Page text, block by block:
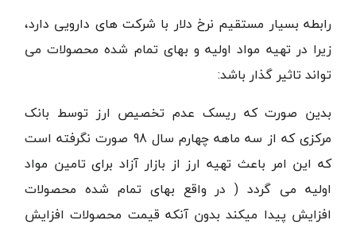
رابطه بسیار مستقیم نرخ دلار با شرکت های دارویی دارد،
زیرا در تهیه مواد اولیه و بهای تمام شده محصولات می
تواند تاثیر گذار باشد:
بدین صورت که ریسک عدم تخصیص ارز توسط بانک
مرکزی که از سه ماهه چهارم سال 98 صورت نگرفته است
که این امر باعث تهیه ارز از بازار آزاد برای تامین مواد
اولیه می گردد ( در واقع بهای تمام شده محصولات
افزایش پیدا میکند بدون آنکه قیمت محصولات افزایش